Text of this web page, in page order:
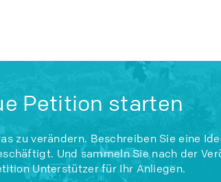
Petition starten
zu verändern. Beschreiben Sie eine
Und sammeln Sie nach der
Unterstützer für Ihr Anliegen.